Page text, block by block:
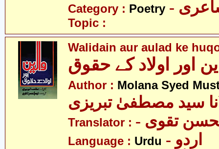
Category : Poetry
Topic :
Walidain aur aulad ke
اور اولاد کے حقوق
Author : Molana Syed
سید مصطفیٰ تبریزی
Translator : تقوی
Language : Urdu - اردو